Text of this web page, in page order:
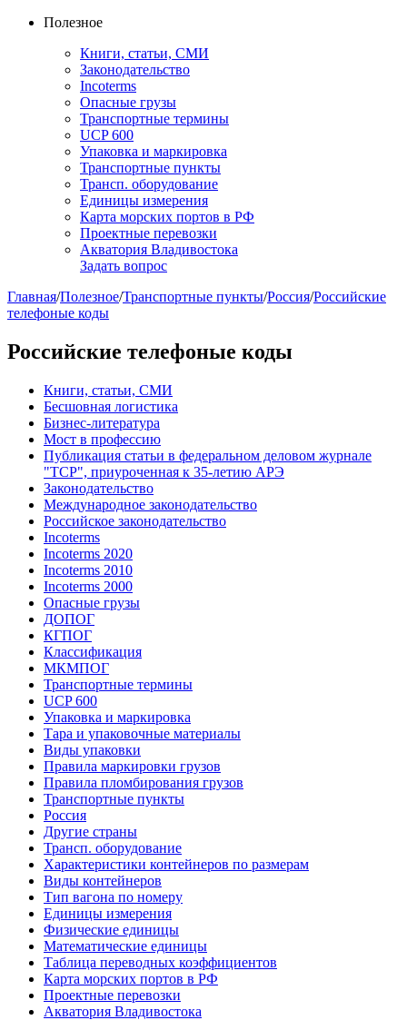
Полезное
Книги, статьи, СМИ
Законодательство
Incoterms
Опасные грузы
Транспортные термины
UCP 600
Упаковка и маркировка
Транспортные пункты
Трансп. оборудование
Единицы измерения
Карта морских портов в РФ
Проектные перевозки
Акватория Владивостока
Задать вопрос
Главная/Полезное/Транспортные пункты/Россия/Российские
телефоные коды
Российские телефоные коды
Книги, статьи, СМИ
Бесшовная логистика
Бизнес-литература
Мост в профессию
Публикация статьи в федеральном деловом журнале
"ТСР", приуроченная к 35-летию АРЭ
Законодательство
Международное законодательство
Российское законодательство
Incoterms
Incoterms 2020
Incoterms 2010
Incoterms 2000
Опасные грузы
ДОПОГ
КГПОГ
Классификация
МКМПОГ
Транспортные термины
UCP 600
Упаковка и маркировка
Тара и упаковочные материалы
Виды упаковки
Правила маркировки грузов
Правила пломбирования грузов
Транспортные пункты
Россия
Другие страны
Трансп. оборудование
Характеристики контейнеров по размерам
Виды контейнеров
Тип вагона по номеру
Единицы измерения
Физические единицы
Математические единицы
Таблица переводных коэффициентов
Карта морских портов в РФ
Проектные перевозки
Акватория Владивостока